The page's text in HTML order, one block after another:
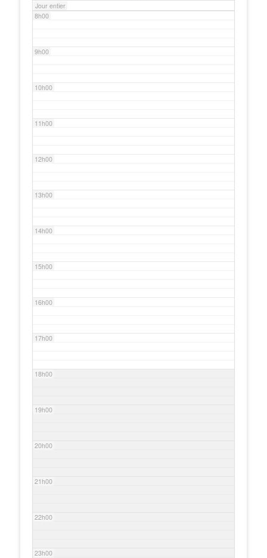
Jour entier
8h00
9h00
10h00
11h00
12h00
13h00
14h00
15h00
16h00
17h00
18h00
19h00
20h00
21h00
22h00
23h00